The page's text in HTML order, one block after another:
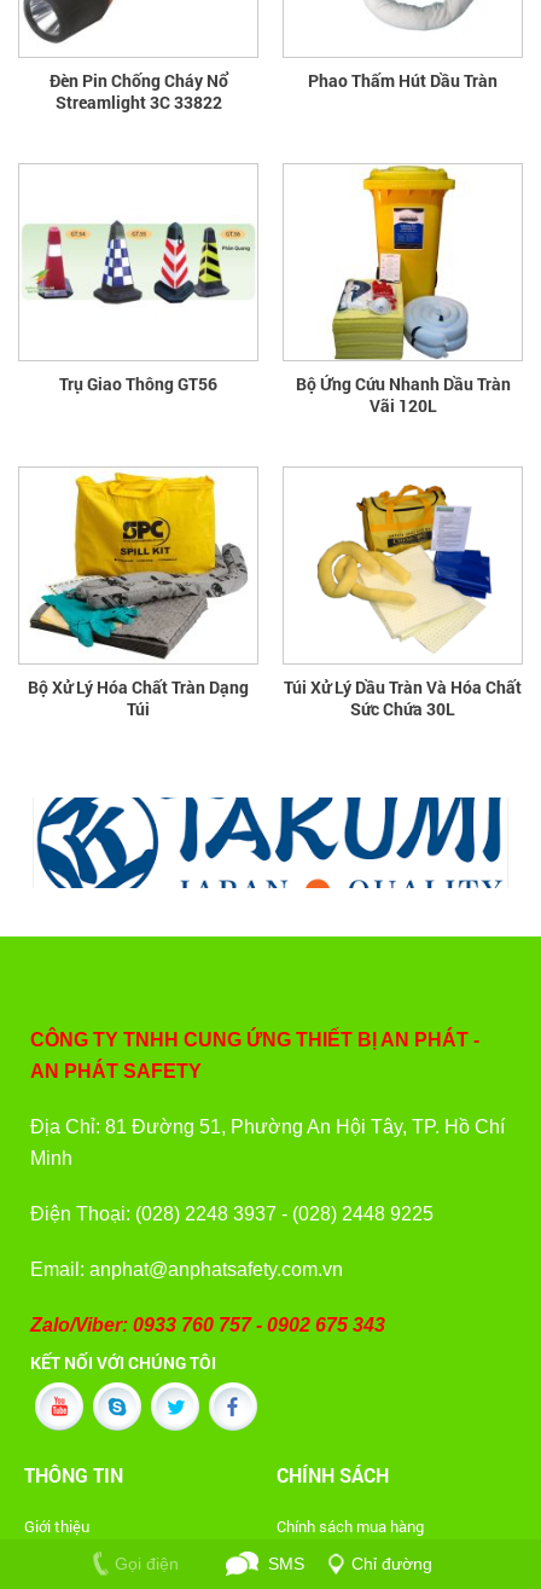
Đèn Pin Chống Cháy Nổ
Streamlight 3C 33822
Phao Thấm Hút Dầu Tràn
Trụ Giao Thông GT56
Bộ Ứng Cứu Nhanh Dầu Tràn
Vãi 120L
Bộ Xử Lý Hóa Chất Tràn Dạng
Túi
Túi Xử Lý Dầu Tràn Và Hóa Chất
Sức Chứa 30L
CÔNG TY TNHH CUNG ỨNG THIẾT BỊ AN PHÁT -
AN PHÁT SAFETY
Địa Chỉ: 81 Đường 51, Phường An Hội Tây, TP. Hồ Chí
Minh
Điện Thoại: (028) 2248 3937 - (028) 2448 9225
Email: anphat@anphatsafety.com.vn
Zalo/Viber: 0933 760 757 - 0902 675 343
KẾT NỐI VỚI CHÚNG TÔI
THÔNG TIN
Giới thiệu
CHÍNH SÁCH
Chính sách mua hàng
Chính Sách Bảo Mật Thông Tin
Gọi điện SMS Chỉ đường